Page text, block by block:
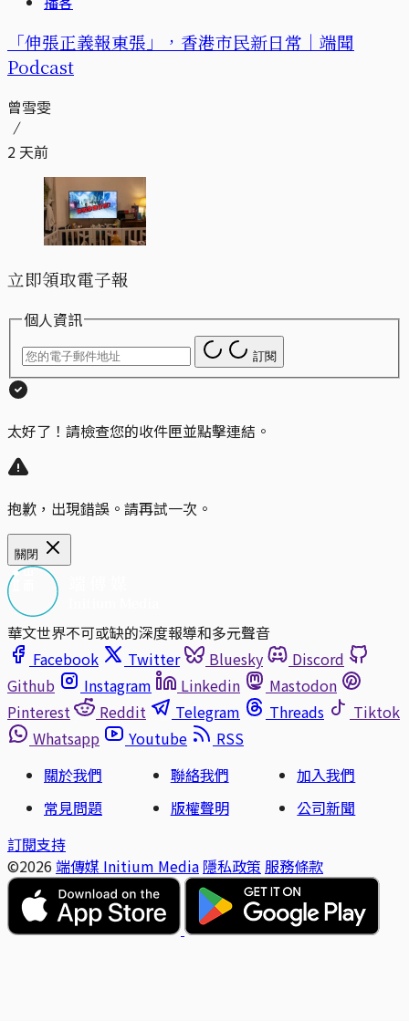
「伸張正義報東張」，香港市民新日常｜端聞
Podcast
曾雪雯
2 天前
立即領取電子報
個人資訊
訂閱
太好了！請檢查您的收件匣並點擊連結。
抱歉，出現錯誤。請再試一次。
關閉
華文世界不可或缺的深度報導和多元聲音
Facebook
Twitter Bluesky
Discord
Github
Instagram Linkedin
Mastodon
Pinterest
Reddit Telegram Threads
Tiktok
Whatsapp
Youtube
RSS
關於我們
聯絡我們
加入我們
常見問題
版權聲明
公司新聞
訂閱支持
©2026 端傳媒 Initium Media 隱私政策 服務條款